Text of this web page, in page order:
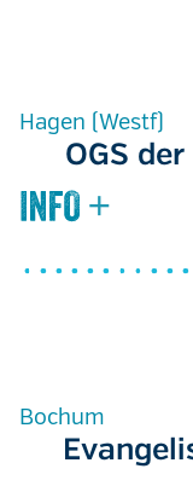
Hagen (Westf)
OGS
Bochum